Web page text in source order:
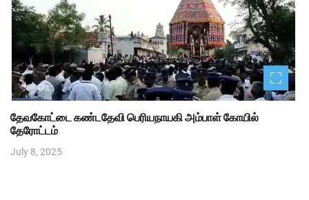
தேவகோட்டை கண்டதேவி பெரியநாயகி அம்பாள் கோயில்
தேரோட்டம்
July 8, 2025